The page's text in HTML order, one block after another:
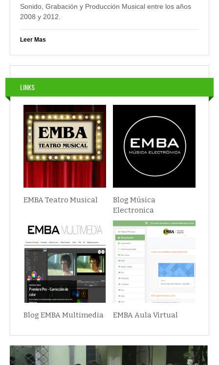
Sonido, Grabación y Producción Musical entre los años
2008 y 2012.
Leer Mas
LINKS
EMBA Teatro Musical
Blog Música
Electronica
Blog EMBA Multimedia EMBA Aula Virtual